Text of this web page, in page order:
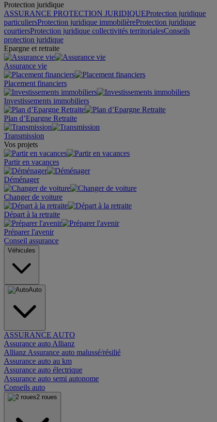
Protection juridique
ASSURANCE PROTECTION JURIDIQUEProtection juridique
particuliersProtection juridique immobilièreProtection juridique
courtiersProtection juridique collectivités territorialesConseils
protection juridique
Epargne et retraite
Assurance vie
Placement financiers
Investissements immobiliers
Plan d’Epargne Retraite
Transmission
Vos projets
Partir en vacances
Déménager
Changer de voiture
Départ à la retraite
Préparer l'avenir
Conseil assurance
Véhicules
Auto
ASSURANCE AUTO
Assurance auto Allianz
Allianz Assurance auto malussé/résilié
Assurance auto au km
Assurance auto électrique
Assurance auto semi autonome
Conseils auto
2 roues